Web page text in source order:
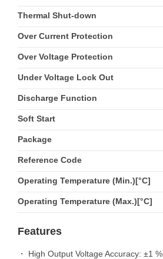
Thermal Shut-down
Over Current Protection
Over Voltage Protection
Under Voltage Lock Out
Discharge Function
Soft Start
Package
Reference Code
Operating Temperature (Min.)[°C]
Operating Temperature (Max.)[°C]
Features
・ High Output Voltage Accuracy: ±1 %